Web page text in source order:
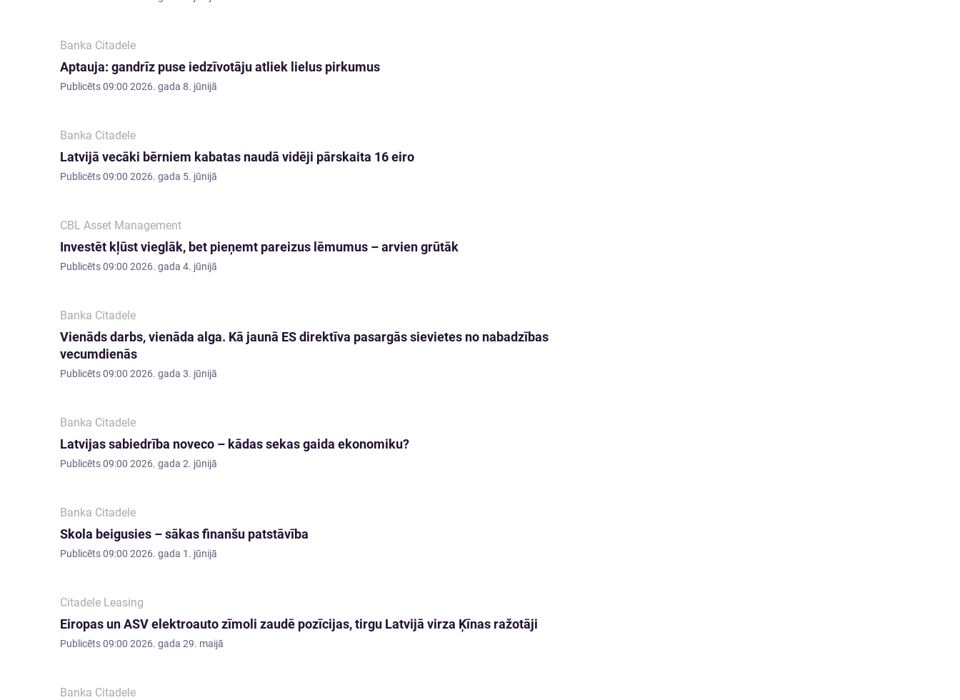
Banka Citadele
Aptauja: gandrīz puse iedzīvotāju atliek lielus pirkumus
Publicēts09:00 2026. gada 8. jūnijā
Banka Citadele
Latvijā vecāki bērniem kabatas naudā vidēji pārskaita 16 eiro
Publicēts09:00 2026. gada 5. jūnijā
CBL Asset Management
Investēt kļūst vieglāk, bet pieņemt pareizus lēmumus – arvien grūtāk
Publicēts09:00 2026. gada 4. jūnijā
Banka Citadele
Vienāds darbs, vienāda alga. Kā jaunā ES direktīva pasargās sievietes no nabadzības
vecumdienās
Publicēts09:00 2026. gada 3. jūnijā
Banka Citadele
Latvijas sabiedrība noveco – kādas sekas gaida ekonomiku?
Publicēts09:00 2026. gada 2. jūnijā
Banka Citadele
Skola beigusies – sākas finanšu patstāvība
Publicēts09:00 2026. gada 1. jūnijā
Citadele Leasing
Eiropas un ASV elektroauto zīmoli zaudē pozīcijas, tirgu Latvijā virza Ķīnas ražotāji
Publicēts09:00 2026. gada 29. maijā
Banka Citadele